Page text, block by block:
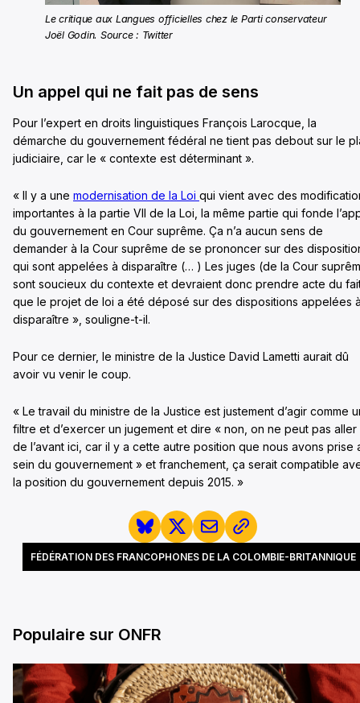
Le critique aux Langues officielles chez le Parti conservateur
Joël Godin. Source : Twitter
Un appel qui ne fait pas de sens
Pour l’expert en droits linguistiques François Larocque, la
démarche du gouvernement fédéral ne tient pas debout sur le
judiciaire, car le « contexte est déterminant ».
« Il y a une modernisation de la Loi qui vient avec des
importantes à la partie VII de la Loi, la même partie qui fonde
du gouvernement en Cour suprême. Ça n’a aucun sens de
demander à la Cour suprême de se prononcer sur des
qui sont appelées à disparaître (… ) Les juges (de la Cour
sont soucieux du contexte et devraient donc prendre acte du
que le projet de loi a été déposé sur des dispositions appelées
disparaître », souligne-t-il.
Pour ce dernier, le ministre de la Justice David Lametti aurait dû
avoir vu venir le coup.
« Le travail du ministre de la Justice est justement d’agir comme
filtre et d’exercer un jugement et dire « non, on ne peut pas aller
de l’avant ici, car il y a cette autre position que nous avons prise
sein du gouvernement » et franchement, ça serait compatible
la position du gouvernement depuis 2015. »
FÉDÉRATION DES FRANCOPHONES DE LA COLOMBIE-BRITANNIQUE
Populaire sur ONFR